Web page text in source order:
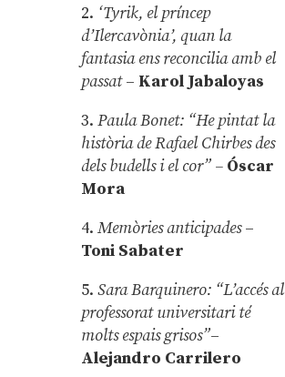
2. ‘Tyrik, el príncep
d’Ilercavònia’, quan la
fantasia ens reconcilia amb el
passat– Karol Jabaloyas
3.Paula Bonet: “He pintat la
història de Rafael Chirbes des
dels budells i el cor” – Óscar
Mora
4.Memòries anticipades–
Toni Sabater
5.Sara Barquinero: “L’accés al
professorat universitari té
molts espais grisos”–
Alejandro Carrilero